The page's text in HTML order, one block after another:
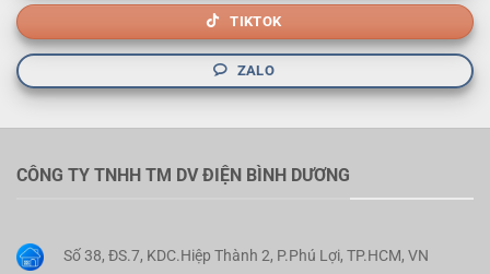
TIKTOK
ZALO
CÔNG TY TNHH TM DV ĐIỆN BÌNH DƯƠNG
Số 38, ĐS.7, KDC.Hiệp Thành 2, P.Phú Lợi, TP.HCM, VN